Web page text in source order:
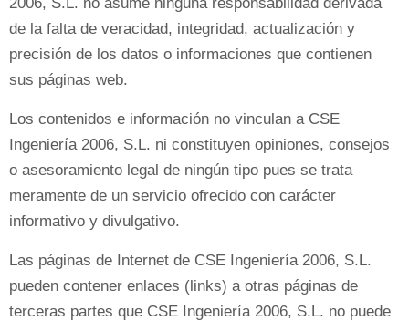
de la falta de veracidad, integridad, actualización y
precisión de los datos o informaciones que contienen
sus páginas web.
Los contenidos e información no vinculan a CSE
Ingeniería 2006, S.L. ni constituyen opiniones, consejos
o asesoramiento legal de ningún tipo pues se trata
meramente de un servicio ofrecido con carácter
informativo y divulgativo.
Las páginas de Internet de CSE Ingeniería 2006, S.L.
pueden contener enlaces (links) a otras páginas de
terceras partes que CSE Ingeniería 2006, S.L. no puede